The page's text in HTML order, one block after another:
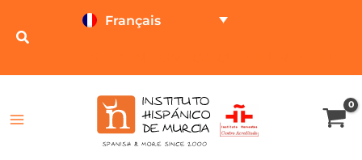
Français